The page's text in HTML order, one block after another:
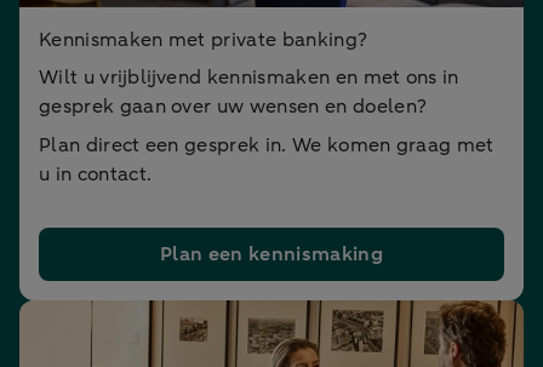
Kennismaken met private banking?
Wilt u vrijblijvend kennismaken en met ons in
gesprek gaan over uw wensen en doelen?
Plan direct een gesprek in. We komen graag met
u in contact.
Plan een kennismaking